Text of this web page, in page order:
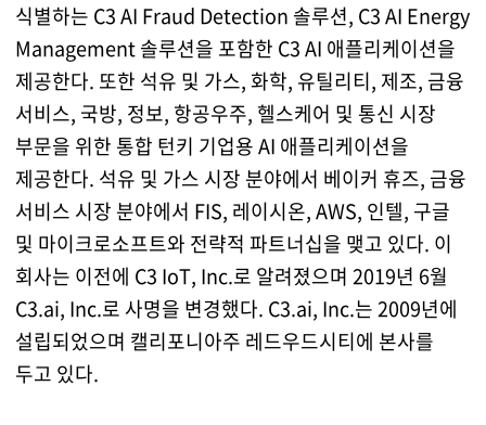
식별하는 C3 AI Fraud Detection 솔루션, C3 AI Energy
Management 솔루션을 포함한 C3 AI 애플리케이션을
제공한다. 또한 석유 및 가스, 화학, 유틸리티, 제조, 금융
서비스, 국방, 정보, 항공우주, 헬스케어 및 통신 시장
부문을 위한 통합 턴키 기업용 AI 애플리케이션을
제공한다. 석유 및 가스 시장 분야에서 베이커 휴즈, 금융
서비스 시장 분야에서 FIS, 레이시온, AWS, 인텔, 구글
및 마이크로소프트와 전략적 파트너십을 맺고 있다. 이
회사는 이전에 C3 IoT, Inc.로 알려졌으며 2019년 6월
C3.ai, Inc.로 사명을 변경했다. C3.ai, Inc.는 2009년에
설립되었으며 캘리포니아주 레드우드시티에 본사를
두고 있다.